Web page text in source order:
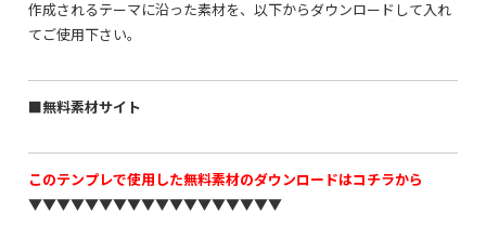
作成されるテーマに沿った素材を、以下からダウンロードして入れ
てご使用下さい。
■無料素材サイト
このテンプレで使用した無料素材のダウンロードはコチラから
▼▼▼▼▼▼▼▼▼▼▼▼▼▼▼▼▼▼